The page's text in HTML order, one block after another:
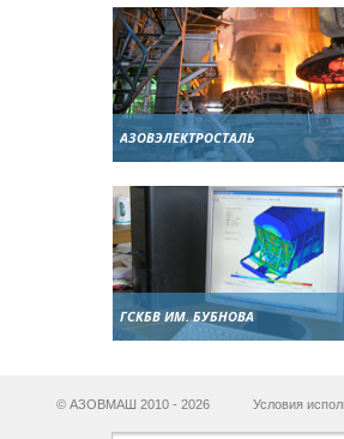
АЗОВЭЛЕКТРОСТАЛЬ
ГСКБВ ИМ. БУБНОВА
© АЗОВМАШ 2010 - 2026 Условия